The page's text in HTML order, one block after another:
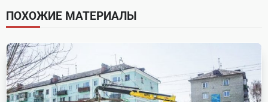
screen-
reader-
text">Page</span>
ПОХОЖИЕ МАТЕРИАЛЫ